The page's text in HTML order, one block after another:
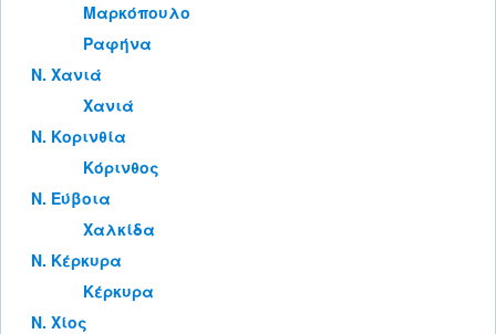
Μαρκόπουλο
Ραφήνα
Ν. Χανιά
Χανιά
Ν. Κορινθία
Κόρινθος
Ν. Εύβοια
Χαλκίδα
Ν. Κέρκυρα
Κέρκυρα
Ν. Χίος